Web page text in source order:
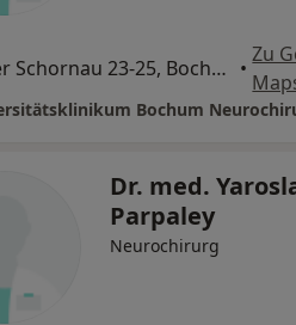
In der Schornau 23-25, Bochum •
Zu
Dr. med.
Parpaley
Neurochirurg